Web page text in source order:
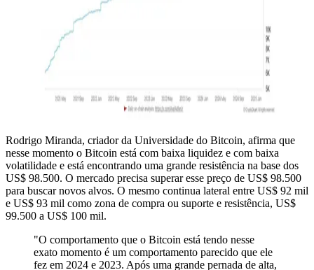
Rodrigo Miranda, criador da Universidade do Bitcoin, afirma que
nesse momento o Bitcoin está com baixa liquidez e com baixa
volatilidade e está encontrando uma grande resistência na base dos
US$ 98.500. O mercado precisa superar esse preço de US$ 98.500
para buscar novos alvos. O mesmo continua lateral entre US$ 92 mil
e US$ 93 mil como zona de compra ou suporte e resistência, US$
99.500 a US$ 100 mil.
"O comportamento que o Bitcoin está tendo nesse
exato momento é um comportamento parecido que ele
fez em 2024 e 2023. Após uma grande pernada de alta,